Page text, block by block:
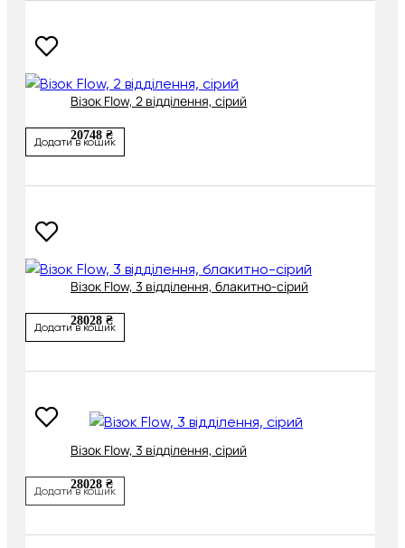
Візок Flow, 2 відділення, сірий
20748 ₴
Додати в кошик
Візок Flow, 3 відділення, блакитно-сірий
28028 ₴
Додати в кошик
Візок Flow, 3 відділення, сірий
28028 ₴
Додати в кошик